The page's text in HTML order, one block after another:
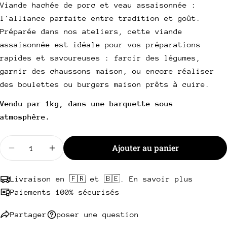
Viande hachée de porc et veau assaisonnée :
l'alliance parfaite entre tradition et goût.
Préparée dans nos ateliers, cette viande
assaisonnée est idéale pour vos préparations
rapides et savoureuses : farcir des légumes,
garnir des chaussons maison, ou encore réaliser
des boulettes ou burgers maison prêts à cuire.
Vendu par 1kg, dans une barquette sous
atmosphère.
Diminuer la quantité pour Haché de porc / veau
Augmenter la quantité pour Haché de
Ajouter au panier
Livraison en 🇫🇷 et 🇧🇪. En savoir plus
Paiements 100% sécurisés
Partager
Partager ce produit
Copie
sur
Facebook
sur
sur
poser une question
Votre
Votre
email
Votre
téléphone
Votre
Les champs marqués * sont obligatoires.
Envoyer une question